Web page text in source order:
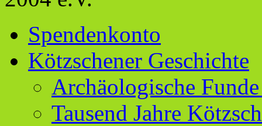
Spendenkonto
Kötzschener Geschichte
Archäologische
Tausend Jahre